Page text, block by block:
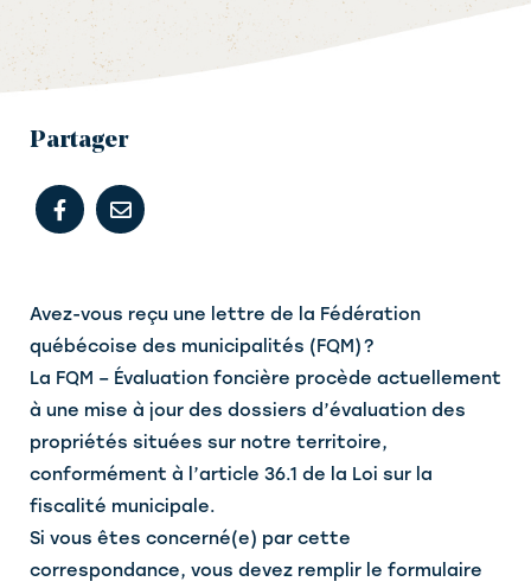
Avez-vous reçu une lettre de la Fédération
québécoise des municipalités (FQM) ?
La FQM – Évaluation foncière procède actuellement
à une mise à jour des dossiers d’évaluation des
propriétés situées sur notre territoire,
conformément à l’article 36.1 de la Loi sur la
fiscalité municipale.
Si vous êtes concerné(e) par cette
correspondance, vous devez remplir le formulaire
Partager